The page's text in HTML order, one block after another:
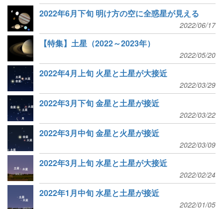
2022年6月下旬 明け方の空に全惑星が見える
2022/06/17
【特集】土星（2022～2023年）
2022/05/20
2022年4月上旬 火星と土星が大接近
2022/03/29
2022年3月下旬 金星と土星が接近
2022/03/22
2022年3月中旬 金星と火星が接近
2022/03/09
2022年3月上旬 水星と土星が大接近
2022/02/24
2022年1月中旬 水星と土星が接近
2022/01/05